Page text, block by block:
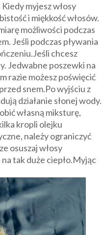
myjesz włosy
i miękkość włosów.
możliwości podczas
Jeśli podczas pływania
chcesz
Jedwabne poszewki na
razie możesz poświęcić
snem.Po wyjściu z
działanie słonej wody.
własną miksturę,
kropli olejku
należy ograniczyć
osuszaj włosy
tak duże ciepło.Myjąc